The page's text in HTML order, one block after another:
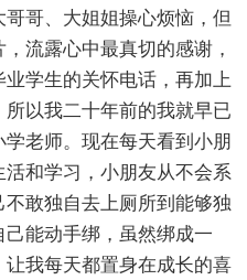
哥、大姐姐操心烦恼，但
流露心中最真切的感谢，
学生的关怀电话，再加上
以我二十年前的我就早已
老师。现在每天看到小朋
和学习，小朋友从不会系
敢独自去上厕所到能够独
能动手绑，虽然绑成一
我每天都置身在成长的喜